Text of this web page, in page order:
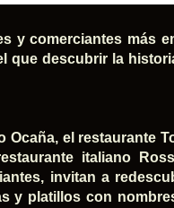
y comerciantes más
que descubrir la
el restaurante
italiano
invitan a
y platillos con